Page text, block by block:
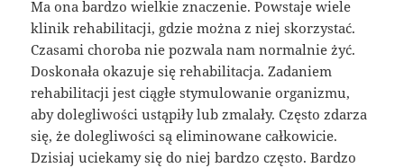
Ma ona bardzo wielkie znaczenie. Powstaje wiele
klinik rehabilitacji, gdzie można z niej skorzystać.
Czasami choroba nie pozwala nam normalnie żyć.
Doskonała okazuje się rehabilitacja. Zadaniem
rehabilitacji jest ciągłe stymulowanie organizmu,
aby dolegliwości ustąpiły lub zmalały. Często zdarza
się, że dolegliwości są eliminowane całkowicie.
Dzisiaj uciekamy się do niej bardzo często. Bardzo